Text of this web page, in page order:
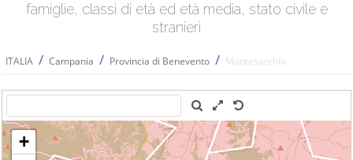
famiglie, classi di età ed età media, stato civile e
stranieri
ITALIA / Campania / Provincia di Benevento / Montesarchio